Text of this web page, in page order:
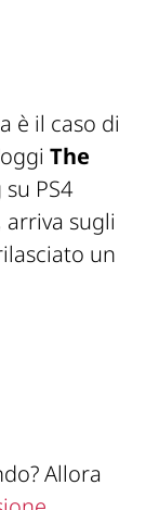
è il caso di
The
PS4
sugli
un
Allora